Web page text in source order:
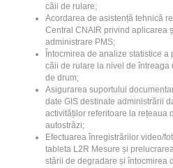
căii de rulare;
Acordarea de asistență tehnică
Central CNAIR privind aplicarea
administrare PMS;
Întocmirea de analize statistice
căii de rulare la nivel de întreaga
de drum;
Asigurarea suportului
date GIS destinate administrării
activităților referitoare la rețeaua
autostrăzi;
Efectuarea înregistrărilor video/
tableta L2R Mesure și
stării de degradare și întocmirea